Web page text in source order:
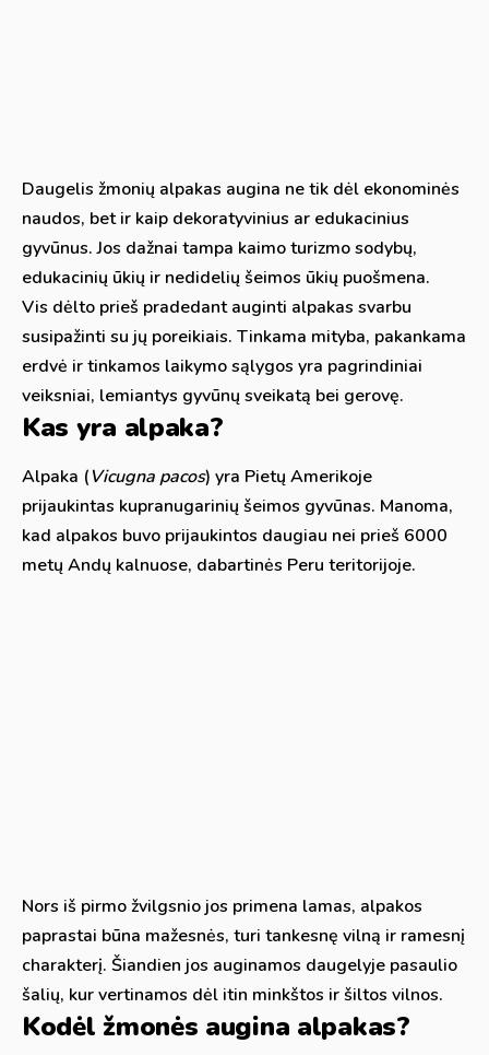
Daugelis žmonių alpakas augina ne tik dėl ekonominės
naudos, bet ir kaip dekoratyvinius ar edukacinius
gyvūnus. Jos dažnai tampa kaimo turizmo sodybų,
edukacinių ūkių ir nedidelių šeimos ūkių puošmena.
Vis dėlto prieš pradedant auginti alpakas svarbu
susipažinti su jų poreikiais. Tinkama mityba, pakankama
erdvė ir tinkamos laikymo sąlygos yra pagrindiniai
veiksniai, lemiantys gyvūnų sveikatą bei gerovę.
Kas yra alpaka?
Alpaka (Vicugna pacos) yra Pietų Amerikoje
prijaukintas kupranugarinių šeimos gyvūnas. Manoma,
kad alpakos buvo prijaukintos daugiau nei prieš 6000
metų Andų kalnuose, dabartinės Peru teritorijoje.
Nors iš pirmo žvilgsnio jos primena lamas, alpakos
paprastai būna mažesnės, turi tankesnę vilną ir ramesnį
charakterį. Šiandien jos auginamos daugelyje pasaulio
šalių, kur vertinamos dėl itin minkštos ir šiltos vilnos.
Kodėl žmonės augina alpakas?